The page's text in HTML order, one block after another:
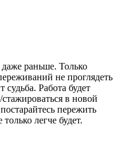
раньше. Только
не проглядеть
Работа будет
стажироваться в новой
пережить
легче будет.